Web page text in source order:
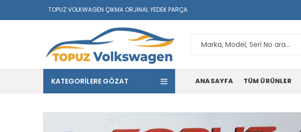
TOPUZ VOLKWAGEN ÇIKMA ORJINAL YEDEK PARÇA
KATEGORILERE GÖZAT ANASAYFA TÜM ÜRÜNLER